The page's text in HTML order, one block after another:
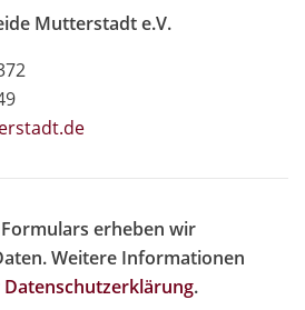
Mutterstadt e.V.
rstadt.de
erheben wir
Weitere Informationen
Datenschutzerklärung.